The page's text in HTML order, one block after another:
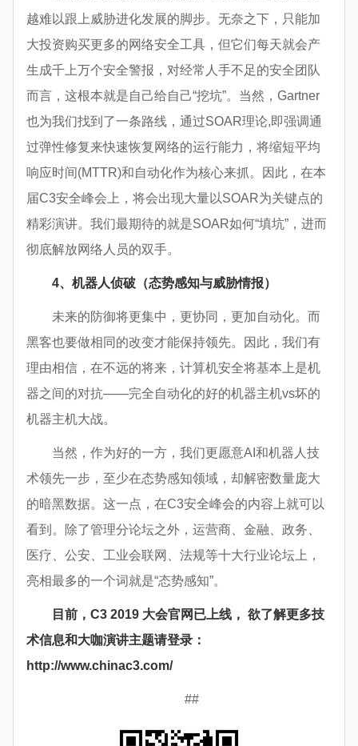
越难以跟上威胁进化发展的脚步。无奈之下，只能加
大投资购买更多的网络安全工具，但它们每天就会产
生成千上万个安全警报，对经常人手不足的安全团队
而言，这根本就是自己给自己“挖坑”。当然，Gartner
也为我们找到了一条路线，通过SOAR理论,即强调通
过弹性修复来快速恢复网络的运行能力，将缩短平均
响应时间(MTTR)和自动化作为核心来抓。因此，在本
届C3安全峰会上，将会出现大量以SOAR为关键点的
精彩演讲。我们最期待的就是SOAR如何“填坑”，进而
彻底解放网络人员的双手。
4、机器人侦破（态势感知与威胁情报）
未来的防御将更集中，更协同，更加自动化。而
黑客也要做相同的改变才能保持领先。因此，我们有
理由相信，在不远的将来，计算机安全将基本上是机
器之间的对抗——完全自动化的好的机器主机vs坏的
机器主机大战。
当然，作为好的一方，我们更愿意AI和机器人技
术领先一步，至少在态势感知领域，却解密数量庞大
的暗黑数据。这一点，在C3安全峰会的内容上就可以
看到。除了管理分论坛之外，运营商、金融、政务、
医疗、公安、工业会联网、法规等十大行业论坛上，
亮相最多的一个词就是“态势感知”。
目前，C3 2019 大会官网已上线， 欲了解更多技
术信息和大咖演讲主题请登录：
http://www.chinac3.com/
##